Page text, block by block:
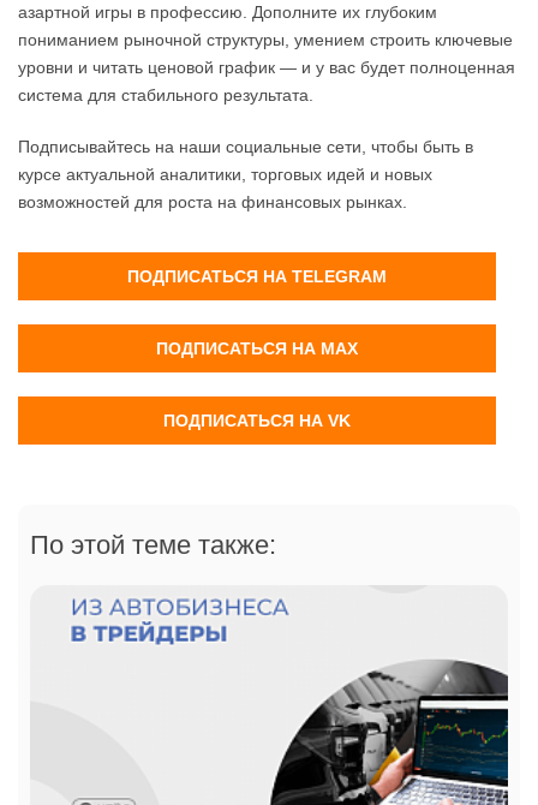
азартной игры в профессию. Дополните их глубоким
пониманием рыночной структуры, умением строить ключевые
уровни и читать ценовой график — и у вас будет полноценная
система для стабильного результата.
Подписывайтесь на наши социальные сети, чтобы быть в
курсе актуальной аналитики, торговых идей и новых
возможностей для роста на финансовых рынках.
ПОДПИСАТЬСЯ НА TELEGRAM
ПОДПИСАТЬСЯ НА MAX
ПОДПИСАТЬСЯ НА VK
По этой теме также: